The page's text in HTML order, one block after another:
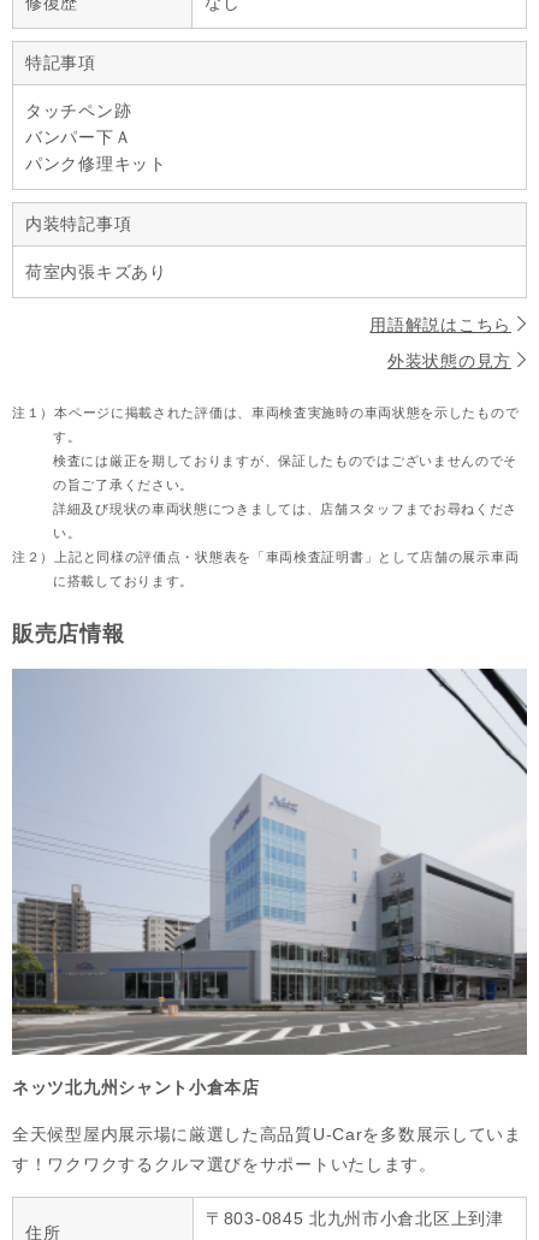
特記事項
タッチペン跡
バンパー下Ａ
パンク修理キット
内装特記事項
荷室内張キズあり
用語解説はこちら
外装状態の見方
注１）本ページに掲載された評価は、車両検査実施時の車両状態を示したもので
す。
検査には厳正を期しておりますが、保証したものではございませんのでそ
の旨ご了承ください。
詳細及び現状の車両状態につきましては、店舗スタッフまでお尋ねくださ
い。
注２）
上記と同様の評価点・状態表を「車両検査証明書」として店舗の展示車両
に搭載しております。
販売店情報
ネッツ北九州シャント小倉本店
全天候型屋内展示場に厳選した高品質U-Carを多数展示していま
す！ワクワクするクルマ選びをサポートいたします。
住所
〒803-0845 北九州市小倉北区上到津